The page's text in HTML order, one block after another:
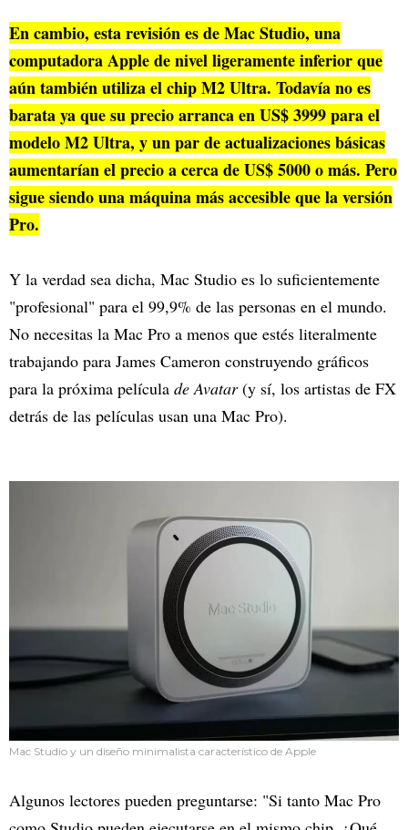
En cambio, esta revisión es de Mac Studio, una
computadora Apple de nivel ligeramente inferior que
aún también utiliza el chip M2 Ultra. Todavía no es
barata ya que su precio arranca en US$ 3999 para el
modelo M2 Ultra, y un par de actualizaciones básicas
aumentarían el precio a cerca de US$ 5000 o más. Pero
sigue siendo una máquina más accesible que la versión
Pro.
Y la verdad sea dicha, Mac Studio es lo suficientemente
"profesional" para el 99,9% de las personas en el mundo.
No necesitas la Mac Pro a menos que estés literalmente
trabajando para James Cameron construyendo gráficos
para la próxima película de Avatar(y sí, los artistas de FX
detrás de las películas usan una Mac Pro).
Mac Studio y un diseño minimalista característico de Apple
Algunos lectores pueden preguntarse: "Si tanto Mac Pro